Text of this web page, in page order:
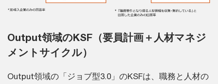
Output領域のKSF（要員計画＋人材マネジ
メントサイクル）
Output領域の「ジョブ型3.0」のKSFは、職務と人材の